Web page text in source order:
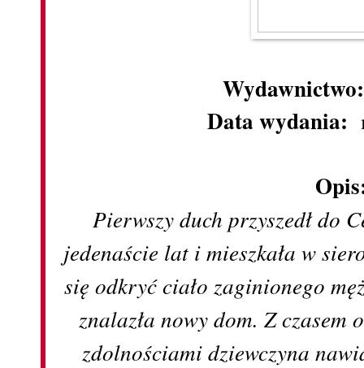
Data wydania:
Pierwszy duch przyszedł do
jedenaście lat i mieszkała w
się odkryć ciało zaginionego
znalazła nowy dom. Z
zdolnościami dziewczyna